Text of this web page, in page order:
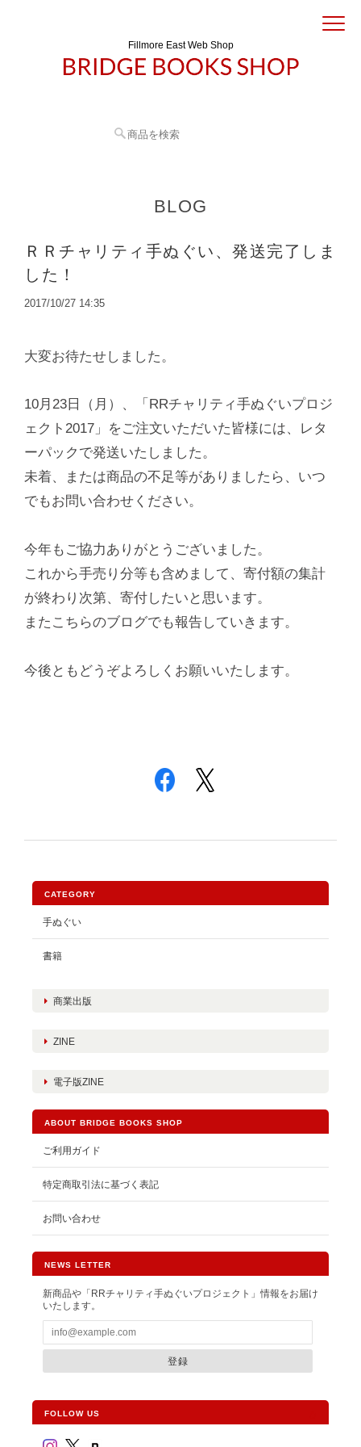
Fillmore East Web Shop
BLOG
ＲＲチャリティ手ぬぐい、発送完了しま
した！
2017/10/27 14:35
大変お待たせしました。
10月23日（月）、「RRチャリティ手ぬぐいプロジ
ェクト2017」をご注文いただいた皆様には、レタ
ーパックで発送いたしました。
未着、または商品の不足等がありましたら、いつ
でもお問い合わせください。
今年もご協力ありがとうございました。
これから手売り分等も含めまして、寄付額の集計
が終わり次第、寄付したいと思います。
またこちらのブログでも報告していきます。
今後ともどうぞよろしくお願いいたします。
CATEGORY
手ぬぐい
書籍
商業出版
ZINE
電子版ZINE
ABOUT BRIDGE BOOKS SHOP
ご利用ガイド
特定商取引法に基づく表記
お問い合わせ
NEWS LETTER
新商品や「RRチャリティ手ぬぐいプロジェクト」情報をお届け
いたします。
登録
FOLLOW US